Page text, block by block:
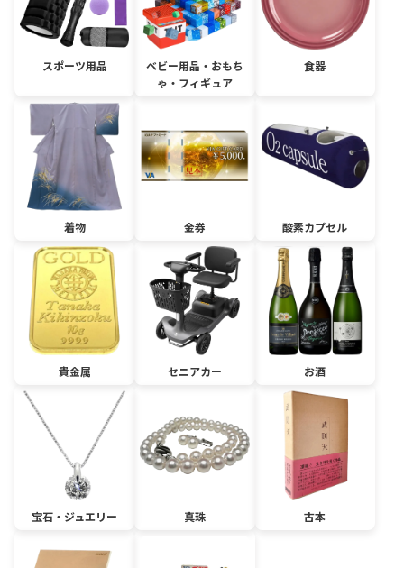
スポーツ用品
ベビー用品・おもち
ゃ・フィギュア
食器
着物 金券 酸素カプセル
貴金属 セニアカー お酒
宝石・ジュエリー 真珠 古本